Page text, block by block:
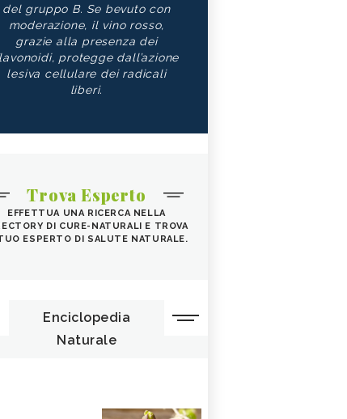
del gruppo B. Se bevuto con
moderazione, il vino rosso,
grazie alla presenza dei
protegge dall’azione
lesiva cellulare dei radicali
liberi.
Trova Esperto
EFFETTUA UNA RICERCA NELLA
DI CURE-NATURALI E TROVA
ESPERTO DI SALUTE NATURALE.
Enciclopedia
Naturale